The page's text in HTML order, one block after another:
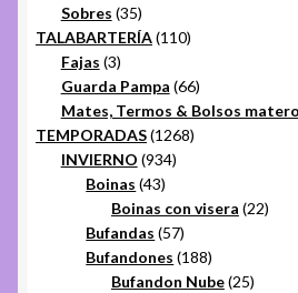
Sobres 3535
productos
TALABARTERÍA 110110
Fajas 33
productos
Guarda Pampa 6666
productos
Mates, Termos & Bolsos
TEMPORADAS 12681268
INVIERNO 934934
Boinas 4343
productos
Boinas con visera 2222
Bufandas 5757
productos
Bufandones 188188
productos
Bufandon Nube 2525